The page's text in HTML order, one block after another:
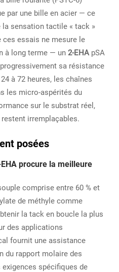
par une bille en acier — ce
la sensation tactile « tack »
ces essais ne mesure le
à long terme — un 2-EHA pSA
sa résistance
à 72 heures, les chaînes
les micro-aspérités du
sur le substrat réel,
irremplaçables.
posées
procure la meilleure
comprise entre 60 % et
de méthyle comme
la tack en boucle la plus
des applications
fournit une assistance
du rapport molaire des
spécifiques de